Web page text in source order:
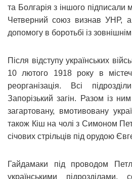
та Болгарія з іншого підписали
Четверний союз визнав УНР,
допомогу в боротьбі із
Після відступу українських
10 лютого 1918 року в
реорганізація. Всі
Запорізький загін. Разом із
загартовану, вмотивовану
також Кіш на чолі з Симоном
січових стрільців під орудою
Гайдамаки під проводом
українськими підрозділами,